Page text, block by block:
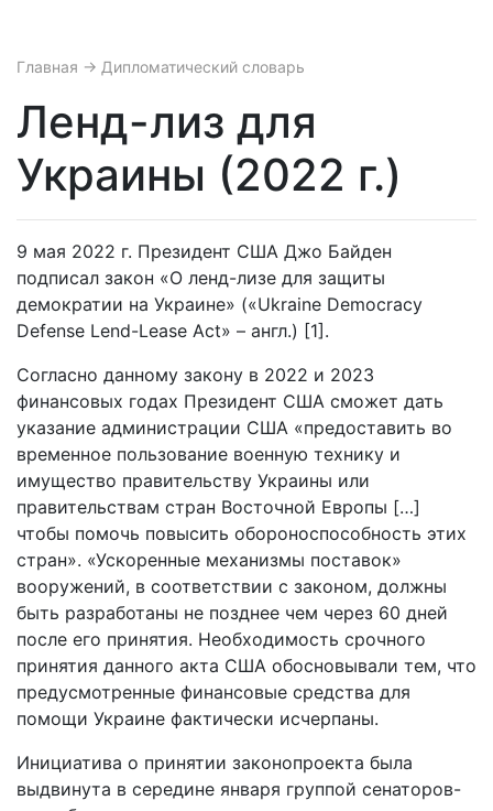
Главная → Дипломатический словарь
Ленд-лиз для
Украины (2022 г.)
9 мая 2022 г. Президент США Джо Байден
подписал закон «О ленд-лизе для защиты
демократии на Украине» («Ukraine Democracy
Defense Lend-Lease Act» – англ.) [1].
Согласно данному закону в 2022 и 2023
финансовых годах Президент США сможет дать
указание администрации США «предоставить во
временное пользование военную технику и
имущество правительству Украины или
правительствам стран Восточной Европы […]
чтобы помочь повысить обороноспособность этих
стран». «Ускоренные механизмы поставок»
вооружений, в соответствии с законом, должны
быть разработаны не позднее чем через 60 дней
после его принятия. Необходимость срочного
принятия данного акта США обосновывали тем, что
предусмотренные финансовые средства для
помощи Украине фактически исчерпаны.
Инициатива о принятии законопроекта была
выдвинута в середине января группой сенаторов-